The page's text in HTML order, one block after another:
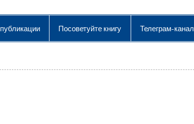
Посоветуйте книгу Телеграм-канал